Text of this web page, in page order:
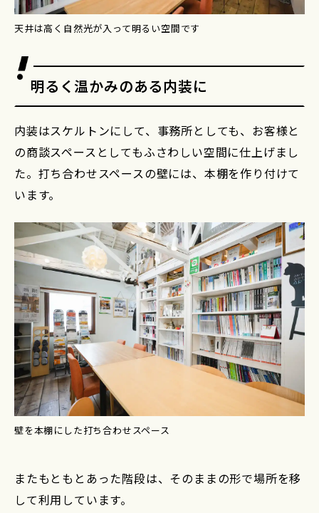
天井は高く自然光が入って明るい空間です
明るく温かみのある内装に
内装はスケルトンにして、事務所としても、お客様と
の商談スペースとしてもふさわしい空間に仕上げまし
た。打ち合わせスペースの壁には、本棚を作り付けて
います。
壁を本棚にした打ち合わせスペース
またもともとあった階段は、そのままの形で場所を移
して利用しています。